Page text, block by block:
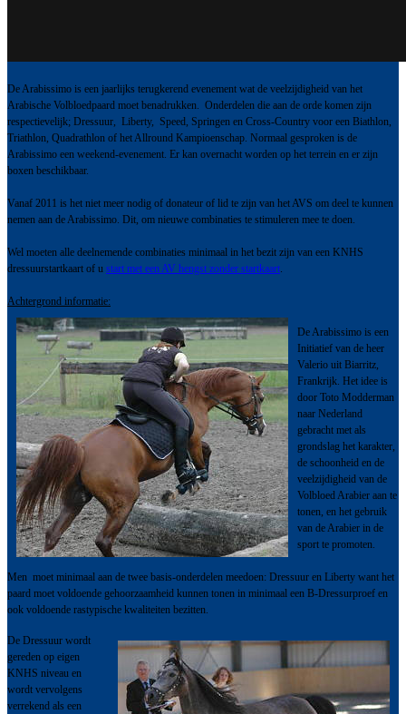
De Arabissimo is een jaarlijks terugkerend evenement wat de veelzijdigheid van het
Arabische Volbloedpaard moet benadrukken. Onderdelen die aan de orde komen zijn
respectievelijk; Dressuur, Liberty, Speed, Springen en Cross-Country voor een Biathlon,
Triathlon, Quadrathlon of het Allround Kampioenschap. Normaal gesproken is de
Arabissimo een weekend-evenement. Er kan overnacht worden op het terrein en er zijn
boxen beschikbaar.
Vanaf 2011 is het niet meer nodig of donateur of lid te zijn van het AVS om deel te kunnen
nemen aan de Arabissimo. Dit, om nieuwe combinaties te stimuleren mee te doen.
Wel moeten alle deelnemende combinaties minimaal in het bezit zijn van een KNHS
dressuurstartkaart of u start met een AV hengst zonder startkaart.
Achtergrond informatie:
De Arabissimo is een
Initiatief van de heer
Valerio uit Biarritz,
Frankrijk. Het idee is
door Toto Modderman
naar Nederland
gebracht met als
grondslag het karakter,
de schoonheid en de
veelzijdigheid van de
Volbloed Arabier aan te
tonen, en het gebruik
van de Arabier in de
sport te promoten.
Men moet minimaal aan de twee basis-onderdelen meedoen: Dressuur en Liberty want het
paard moet voldoende gehoorzaamheid kunnen tonen in minimaal een B-Dressurproef en
ook voldoende rastypische kwaliteiten bezitten.
De Dressuur wordt
gereden op eigen
KNHS niveau en
wordt vervolgens
verrekend als een